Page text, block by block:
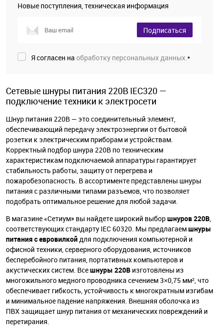
Новые поступления, техническая информация
Подписаться
Я согласен на обработку персональных данных.*
Сетевые шнуры питания 220В IEC320 —
подключение техники к электросети
Шнур питания 220В — это соединительный элемент,
обеспечивающий передачу электроэнергии от бытовой
розетки к электрическим приборам и устройствам.
Корректный подбор шнура 220В по техническим
характеристикам подключаемой аппаратуры гарантирует
стабильность работы, защиту от перегрева и
пожаробезопасность. В ассортименте представлены шнуры
питания с различными типами разъемов, что позволяет
подобрать оптимальное решение для любой задачи.
В магазине «Сетиум» вы найдете широкий выборшнуров 220В,
соответствующих стандарту IEC 60320. Мы предлагаемшнуры
питания с евровилкойдля подключения компьютерной и
офисной техники, серверного оборудования, источников
бесперебойного питания, портативных компьютеров и
акустических систем. Всешнуры 220В изготовлены из
многожильного медного проводника сечением 3×0,75 мм², что
обеспечивает гибкость, устойчивость к многократным изгибам
и минимальное падение напряжения. Внешняя оболочка из
ПВХ защищает шнур питания от механических повреждений и
перетирания.